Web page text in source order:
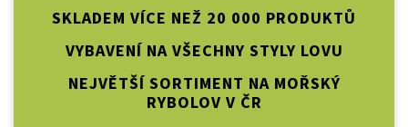
SKLADEM VÍCE NEŽ 20 000 PRODUKTŮ
VYBAVENÍ NA VŠECHNY STYLY LOVU
NEJVĚTŠÍ SORTIMENT NA MOŘSKÝ
RYBOLOV V ČR